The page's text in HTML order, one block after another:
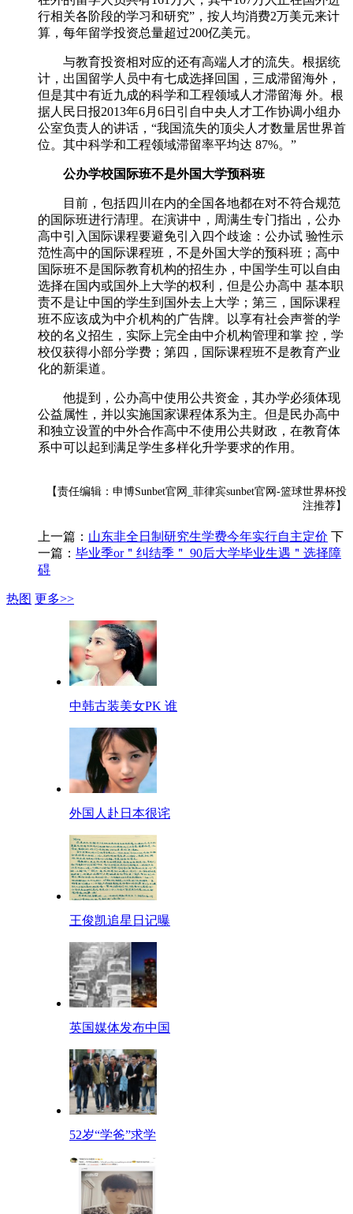
行相关各阶段的学习和研究”，按人均消费2万美元来计
算，每年留学投资总量超过200亿美元。
与教育投资相对应的还有高端人才的流失。根据统
计，出国留学人员中有七成选择回国，三成滞留海外，
但是其中有近九成的科学和工程领域人才滞留海 外。根
据人民日报2013年6月6日引自中央人才工作协调小组办
公室负责人的讲话，“我国流失的顶尖人才数量居世界首
位。其中科学和工程领域滞留率平均达 87%。”
公办学校国际班不是外国大学预科班
目前，包括四川在内的全国各地都在对不符合规范
的国际班进行清理。在演讲中，周满生专门指出，公办
高中引入国际课程要避免引入四个歧途：公办试 验性示
范性高中的国际课程班，不是外国大学的预科班；高中
国际班不是国际教育机构的招生办，中国学生可以自由
选择在国内或国外上大学的权利，但是公办高中 基本职
责不是让中国的学生到国外去上大学；第三，国际课程
班不应该成为中介机构的广告牌。以享有社会声誉的学
校的名义招生，实际上完全由中介机构管理和掌 控，学
校仅获得小部分学费；第四，国际课程班不是教育产业
化的新渠道。
他提到，公办高中使用公共资金，其办学必须体现
公益属性，并以实施国家课程体系为主。但是民办高中
和独立设置的中外合作高中不使用公共财政，在教育体
系中可以起到满足学生多样化升学要求的作用。
【责任编辑：申博Sunbet官网_菲律宾sunbet官网-篮球世界杯投
注推荐】
上一篇： 山东非全日制研究生学费今年实行自主定价 下
一篇： 毕业季or＂纠结季＂ 90后大学毕业生遇＂选择障
碍
热图 更多>>
中韩古装美女PK 谁
外国人赴日本很诧
王俊凯追星日记曝
英国媒体发布中国
52岁“学爸”求学